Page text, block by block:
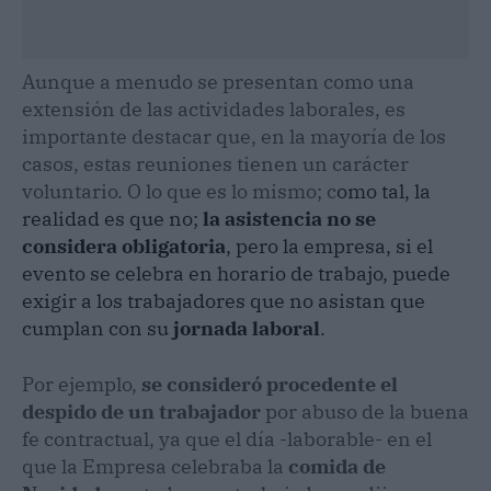
Aunque a menudo se presentan como una
extensión de las actividades laborales, es
importante destacar que, en la mayoría de los
casos, estas reuniones tienen un carácter
voluntario. O lo que es lo mismo; como tal, la
realidad es que no; la asistencia no se
considera obligatoria, pero la empresa, si el
evento se celebra en horario de trabajo, puede
exigir a los trabajadores que no asistan que
cumplan con sujornada laboral.
Por ejemplo, se consideró procedente el
despido de un trabajador por abuso de la buena
fe contractual, ya que el día -laborable- en el
que la Empresa celebraba la comida de